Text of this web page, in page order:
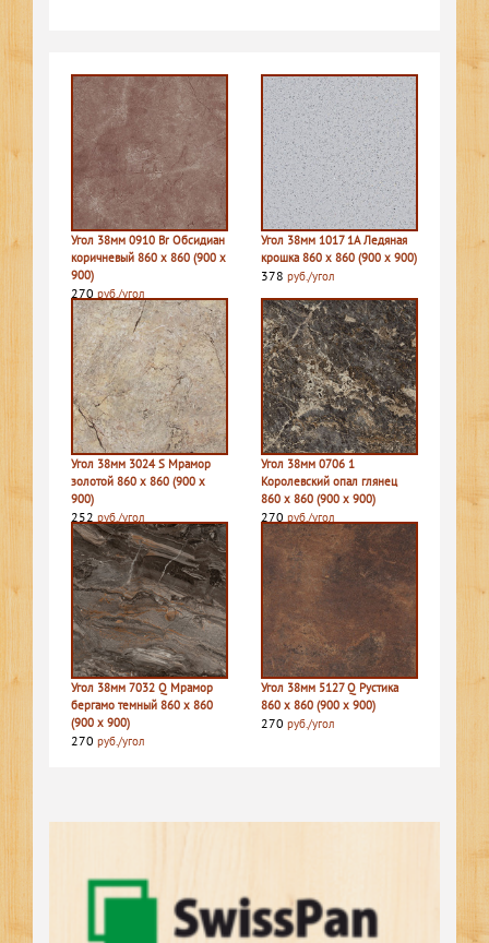
Угол 38мм 0910 Br Обсидиан
коричневый 860 х 860 (900 х
900)
270 руб./угол
Угол 38мм 1017 1A Ледяная
крошка 860 х 860 (900 х 900)
378 руб./угол
Угол 38мм 3024 S Мрамор
золотой 860 х 860 (900 х
900)
252 руб./угол
Угол 38мм 0706 1
Королевский опал глянец
860 х 860 (900 х 900)
270 руб./угол
Угол 38мм 7032 Q Мрамор
бергамо темный 860 х 860
(900 х 900)
270 руб./угол
Угол 38мм 5127 Q Рустика
860 х 860 (900 х 900)
270 руб./угол